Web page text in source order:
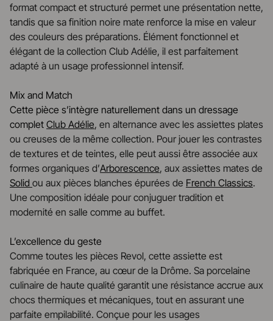
format compact et structuré permet une présentation nette,
tandis que sa finition noire mate renforce la mise en valeur
des couleurs des préparations. Élément fonctionnel et
élégant de la collection Club Adélie, il est parfaitement
adapté à un usage professionnel intensif.
Mix and Match
Cette pièce s’intègre naturellement dans un dressage
complet Club Adélie, en alternance avec les assiettes plates
ou creuses de la même collection. Pour jouer les contrastes
de textures et de teintes, elle peut aussi être associée aux
formes organiques d’Arborescence, aux assiettes mates de
Solid ou aux pièces blanches épurées de French Classics.
Une composition idéale pour conjuguer tradition et
modernité en salle comme au buffet.
L’excellence du geste
Comme toutes les pièces Revol, cette assiette est
fabriquée en France, au cœur de la Drôme. Sa porcelaine
culinaire de haute qualité garantit une résistance accrue aux
chocs thermiques et mécaniques, tout en assurant une
parfaite empilabilité. Conçue pour les usages